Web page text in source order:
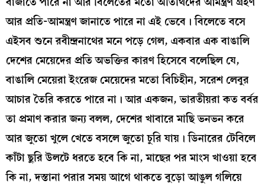
আর প্রতি-আমন্ত্রণ জানাতে পারে না এই ভেবে। বিলেতে বসে
এইসব শুনে রবীন্দ্রনাথের মনে পড়ে গেল, একবার এক বাঙালি
দেশের মেয়েদের প্রতি অভক্তির কারণ হিসেবে বলেছিল যে,
বাঙালি মেয়েরা ইংরেজ মেয়েদের মতো বিচিহীন, সরেশ লেবুর
আচার তৈরি করতে পারে না। আর একজন, ভারতীয়রা কত বর্বর
তা প্রমাণ করার জন্য বলল, দেশের খাবারে মাছি ভনভন করে
আর জুতো খুলে খেতে বসলে জুতো চুরি যায়। ডিনারের টেবিলে
কাঁটা ছুরি উলটে ধরতে হবে কি না, মাছের পর মাংস খাওয়া হবে
কি না, দস্তানা পরার সময় আগে থাকতে বুড়ো আঙুল গলিয়ে